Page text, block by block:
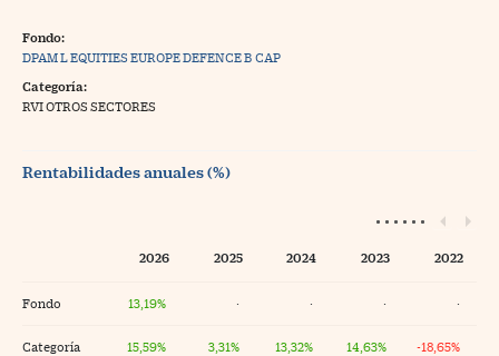
Fondo:
DPAM L EQUITIES EUROPE DEFENCE B CAP
Categoría:
RVI OTROS SECTORES
Rentabilidades anuales (%)
2026 2025 2024 2023 2022
Fondo 13,19% · · · ·
Categoría 15,59% 3,31% 13,32% 14,63% -18,65%